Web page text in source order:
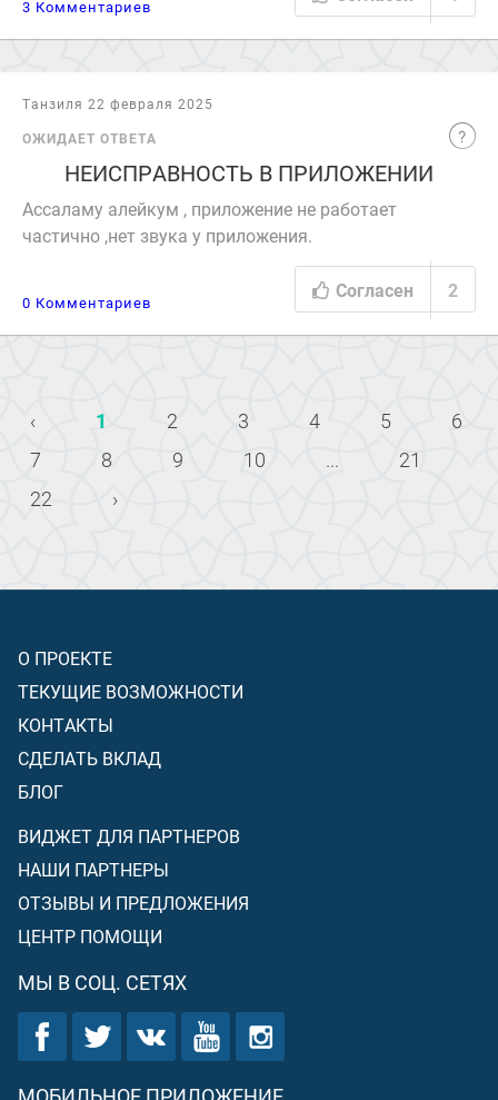
3 Комментариев
Танзиля 22 февраля 2025
ОЖИДАЕТ ОТВЕТА
НЕИСПРАВНОСТЬ В ПРИЛОЖЕНИИ
Ассаламу алейкум , приложение не работает
частично ,нет звука у приложения.
0 Комментариев
Согласен 2
‹ 1 2 3 4 5
6
7
8 9 10 ...
21
22
›
О ПРОЕКТЕ
ТЕКУЩИЕ ВОЗМОЖНОСТИ
КОНТАКТЫ
СДЕЛАТЬ ВКЛАД
БЛОГ
ВИДЖЕТ ДЛЯ ПАРТНЕРОВ
НАШИ ПАРТНЕРЫ
ОТЗЫВЫ И ПРЕДЛОЖЕНИЯ
ЦЕНТР ПОМОЩИ
МЫ В СОЦ. СЕТЯХ